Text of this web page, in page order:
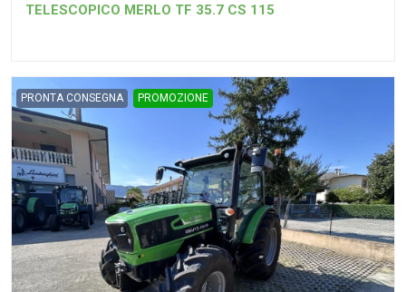
TELESCOPICO MERLO TF 35.7 CS 115
PRONTA CONSEGNA PROMOZIONE